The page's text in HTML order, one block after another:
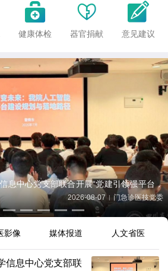

健康体检

器官捐献

意见建议
中心党支部联合开展“党建引领强平台，
2026-08-07 | 门急诊医技党委
影像 媒体报道 人文省医
信息中心党支部联